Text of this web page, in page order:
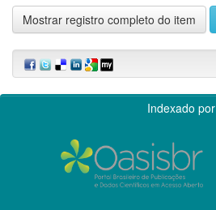
Mostrar registro completo do item
Indexado por